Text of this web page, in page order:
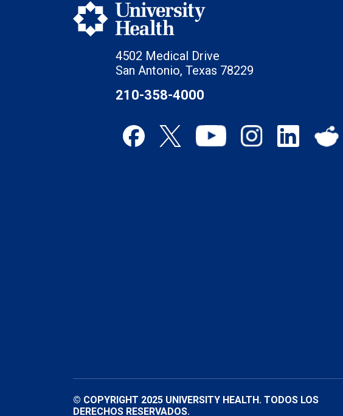
4502 Medical Drive
San Antonio, Texas 78229
210-358-4000
© COPYRIGHT 2025 UNIVERSITY HEALTH. TODOS LOS
DERECHOS RESERVADOS.